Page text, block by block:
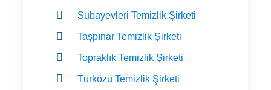
Subayevleri Temizlik Şirketi
Taşpınar Temizlik Şirketi
Topraklık Temizlik Şirketi
Türközü Temizlik Şirketi